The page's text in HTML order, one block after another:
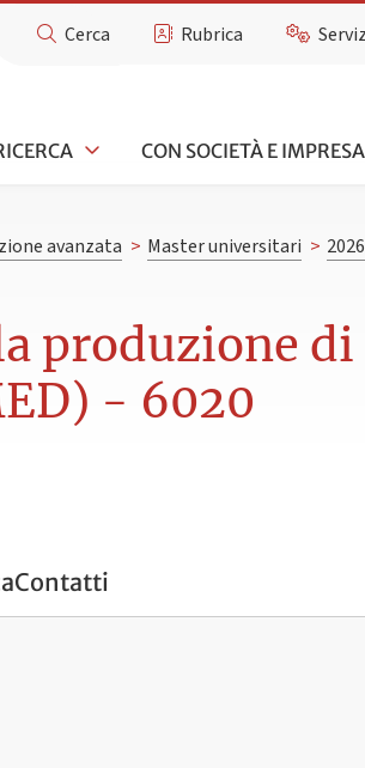
Cerca Rubrica
CON SOCIETÀ E IMPRESA
avanzata > Master universitari >
produzione
- 6020
Contatti